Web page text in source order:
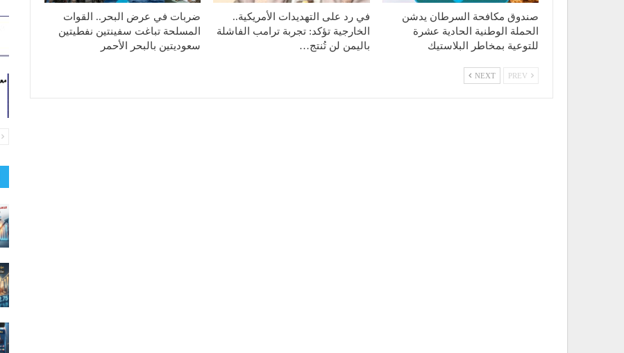
صندوق مكافحة السرطان يدشن
الحملة الوطنية الحادية عشرة
للتوعية بمخاطر البلاستيك
في رد على التهديدات الأمريكية..
الخارجية تؤكد: تجربة ترامب الفاشلة
باليمن لن تُنتج…
ضربات في عرض البحر.. القوات
المسلحة تباغت سفينتين نفطيتين
سعوديتين بالبحر الأحمر
NEXT